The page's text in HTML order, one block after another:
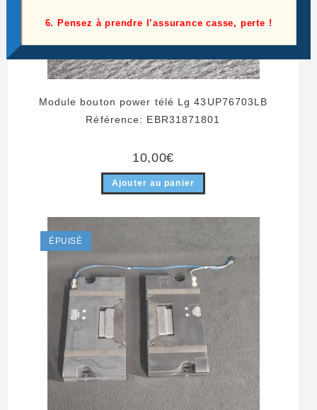
Module bouton power télé Lg 43UP76703LB
Référence: EBR31871801
10,00€
Ajouter au panier
ÉPUISÉ
6. Pensez à prendre l’assurance casse, perte !